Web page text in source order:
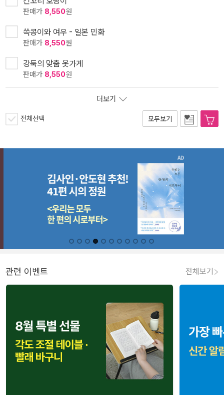
판매가 8,550원
쓱콩이와 여우 - 일본 민화
판매가 8,550원
강둑의 맞춤 옷가게
판매가 8,550원
더보기
전체선택 모두보기
관련 이벤트 전체보기